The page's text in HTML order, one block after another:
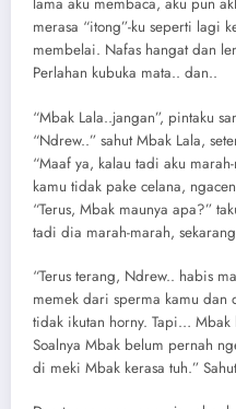
lama aku membaca, aku pun
merasa “itong”-ku seperti lagi
membelai. Nafas hangat dan
Perlahan kubuka mata.. dan..
“Mbak Lala..jangan”, pintaku
“Ndrew..” sahut Mbak Lala,
“Maaf ya, kalau tadi aku
kamu tidak pake celana,
“Terus, Mbak maunya apa?”
tadi dia marah-marah,
“Terus terang, Ndrew.. habis
memek dari sperma kamu
tidak ikutan horny. Tapi… Mbak
Soalnya Mbak belum pernah
di meki Mbak kerasa tuh.”